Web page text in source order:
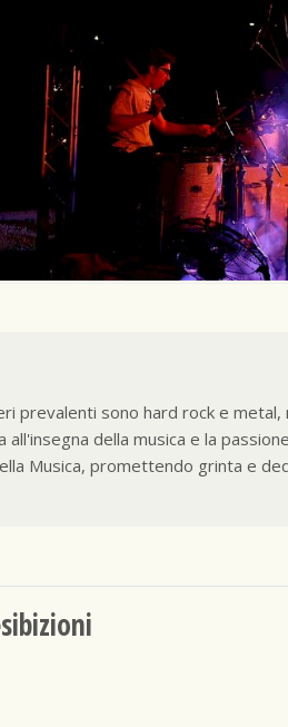
prevalenti sono hard rock e
della musica e la
Musica, promettendo grinta e